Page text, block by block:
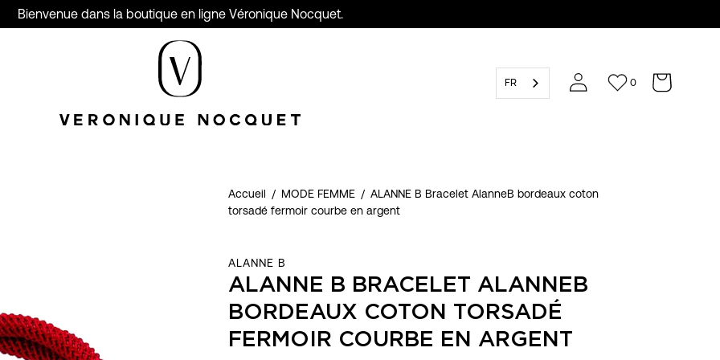
Bienvenue dans la boutique en ligne Véronique Nocquet.
FR 0
Accueil / MODE FEMME / ALANNE B Bracelet AlanneB bordeaux coton
torsadé fermoir courbe en argent
ALANNE B
ALANNE B BRACELET ALANNEB
BORDEAUX COTON TORSADÉ
FERMOIR COURBE EN ARGENT